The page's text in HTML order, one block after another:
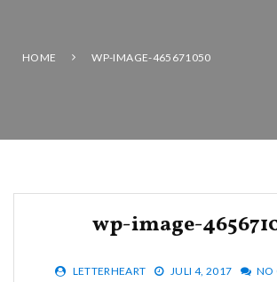
HOME WP-IMAGE-465671050
wp-image-
LETTERHEART JULI 4, 2017 NO